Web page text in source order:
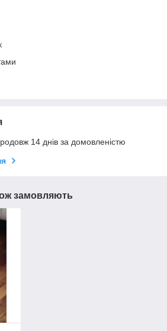
14 днів за домовленістю
замовляють